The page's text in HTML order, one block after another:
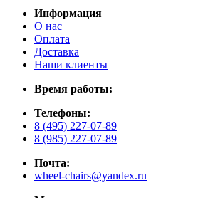
Информация
О нас
Оплата
Доставка
Наши клиенты
Время работы:
Телефоны:
8 (495) 227-07-89
8 (985) 227-07-89
Почта:
wheel-chairs@yandex.ru